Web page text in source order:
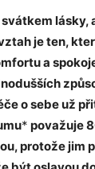
lásky,
je ten,
a
o sebe už
* považuje
protože jim